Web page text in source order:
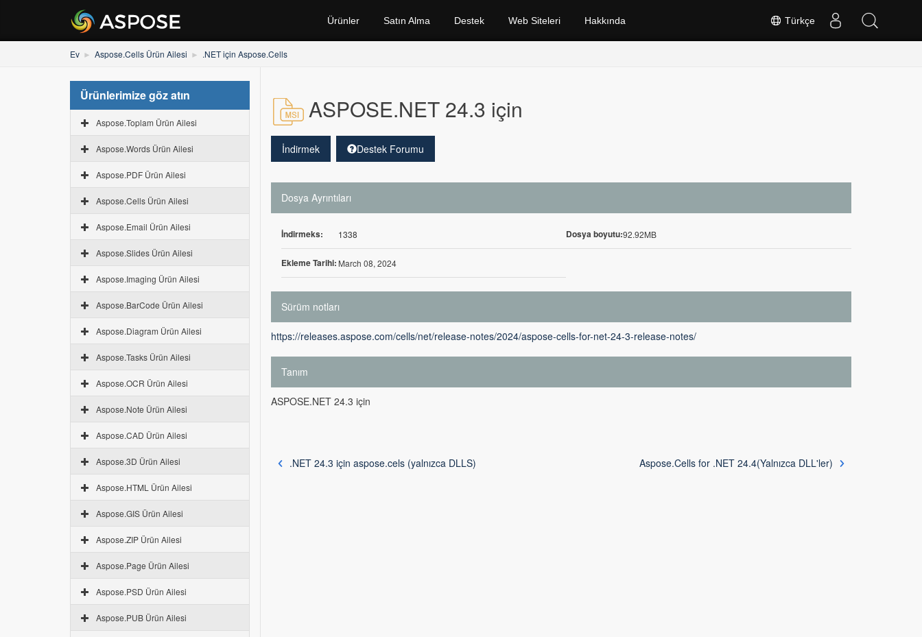
Türkçe
Ürünler Satın Alma Destek Web Siteleri Hakkında
Ev Aspose.Cells Ürün Ailesi .NET için Aspose.Cells
Ürünlerimize göz atın
Aspose.Toplam Ürün Ailesi
Aspose.Words Ürün Ailesi
Aspose.PDF Ürün Ailesi
Aspose.Cells Ürün Ailesi
Aspose.Email Ürün Ailesi
Aspose.Slides Ürün Ailesi
Aspose.Imaging Ürün Ailesi
Aspose.BarCode Ürün Ailesi
Aspose.Diagram Ürün Ailesi
Aspose.Tasks Ürün Ailesi
Aspose.OCR Ürün Ailesi
Aspose.Note Ürün Ailesi
Aspose.CAD Ürün Ailesi
Aspose.3D Ürün Ailesi
Aspose.HTML Ürün Ailesi
Aspose.GIS Ürün Ailesi
Aspose.ZIP Ürün Ailesi
Aspose.Page Ürün Ailesi
Aspose.PSD Ürün Ailesi
Aspose.PUB Ürün Ailesi
ASPOSE.NET 24.3 için
İndirmek Destek Forumu
Dosya Ayrıntıları
İndirmeks: 1338 Dosya boyutu:92.92MB
Ekleme Tarihi: March 08, 2024
Sürüm notları
https://releases.aspose.com/cells/net/release-notes/2024/aspose-cells-for-net-24-3-release-notes/
Tanım
ASPOSE.NET 24.3 için
.NET 24.3 için aspose.cels (yalnızca DLLS) Aspose.Cells for .NET 24.4(Yalnızca DLL'ler)